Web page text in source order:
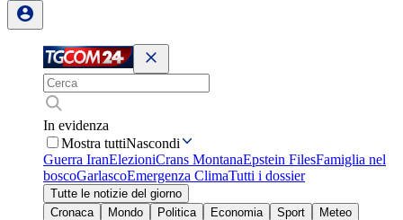
In evidenza
Mostra tuttiNascondi
Guerra IranElezioniCrans MontanaEpstein FilesFamiglia nel
boscoGarlascoEmergenza ClimaTutti i dossier
Tutte le notizie del giorno
Cronaca
Mondo Politica Economia Sport
Meteo